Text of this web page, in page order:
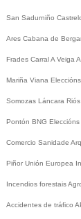
San Sadurniño
Ares Cabana de
Frades CarralA Veiga
Mariña Viana
Somozas Láncara Riós
Pontón BNG Eleccións
Comercio Sanidade
Piñor Unión Europea
Incendios forestais
Accidentes de tráfico